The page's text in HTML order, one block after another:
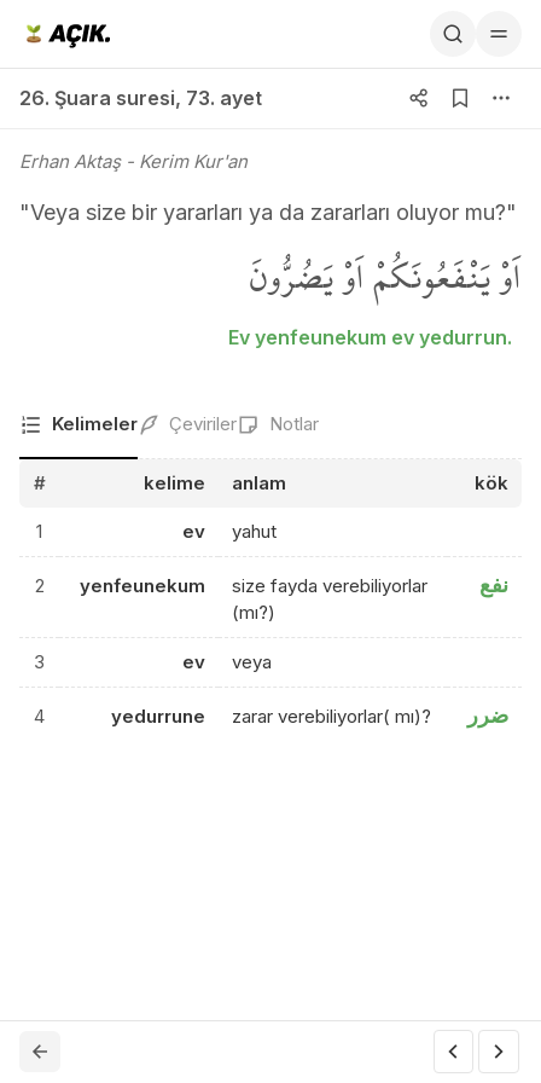
26. Şuara suresi, 73. ayet
Erhan Aktaş- Kerim Kur'an
"Veya size bir yararları ya da zararları oluyor mu?"
اَوْ يَنْفَعُونَكُمْ اَوْ يَضُرُّونَ
Ev yenfeunekum ev yedurrun.
Kelimeler Çeviriler Notlar
# kelime anlam kök
1 ev yahut
2 yenfeunekum
size fayda verebiliyorlar
(mı?)
نفع
3 ev veya
4 yedurrune zarar verebiliyorlar( mı)? ضرر